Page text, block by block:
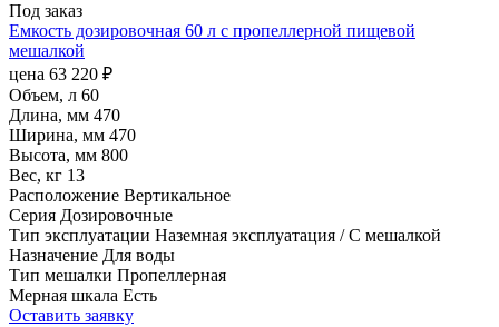
Под заказ
Емкость дозировочная 60 л с пропеллерной пищевой
мешалкой
цена 63 220 ₽
Объем, л 60
Длина, мм 470
Ширина, мм 470
Высота, мм 800
Вес, кг 13
Расположение Вертикальное
Серия Дозировочные
Тип эксплуатации Наземная эксплуатация / С мешалкой
Назначение Для воды
Тип мешалки Пропеллерная
Мерная шкала Есть
Оставить заявку